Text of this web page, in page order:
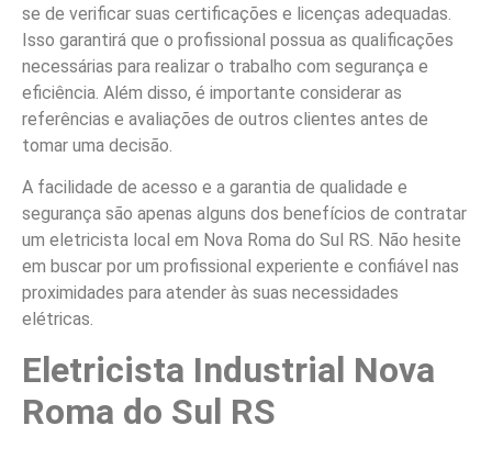
se de verificar suas certificações e licenças adequadas.
Isso garantirá que o profissional possua as qualificações
necessárias para realizar o trabalho com segurança e
eficiência. Além disso, é importante considerar as
referências e avaliações de outros clientes antes de
tomar uma decisão.
A facilidade de acesso e a garantia de qualidade e
segurança são apenas alguns dos benefícios de contratar
um eletricista local em Nova Roma do Sul RS. Não hesite
em buscar por um profissional experiente e confiável nas
proximidades para atender às suas necessidades
elétricas.
Eletricista Industrial Nova
Roma do Sul RS